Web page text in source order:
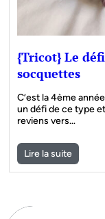
{Tricot} Le
socquettes
C’est la 4ème
un défi de ce type
reviens vers…
Lire la suite